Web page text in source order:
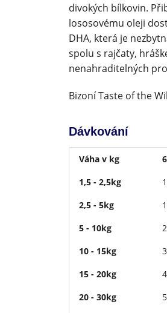
divokých bílkovin.
lososovému oleji
DHA, která je
spolu s rajčaty,
nenahraditelných
Bizoní Taste of the
Dávkování
Váha v kg
1,5 - 2,5kg
2,5 - 5kg
5 - 10kg
10 - 15kg
15 - 20kg
20 - 30kg